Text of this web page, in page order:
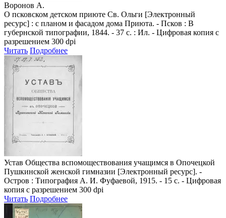
Воронов А.
О псковском детском приюте Св. Ольги [Электронный
ресурс] : с планом и фасадом дома Приюта. - Псков : В
губернской типографии, 1844. - 37 с. : Ил. - Цифровая копия с
разрешением 300 dpi
Читать Подробнее
Устав Общества вспомоществования учащимся в Опочецкой
Пушкинской женской гимназии [Электронный ресурс]. -
Остров : Типография А. И. Фуфаевой, 1915. - 15 с. - Цифровая
копия с разрешением 300 dpi
Читать Подробнее